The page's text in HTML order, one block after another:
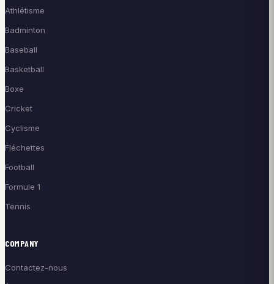
Athlétisme
Badminton
Baseball
Basketball
Boxe
Cricket
Cyclisme
Fléchettes
Football
Formule 1
Tennis
COMPANY
Contactez-nous